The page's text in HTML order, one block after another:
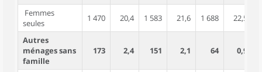
Femmes
seules
1 470 20,4 1 583 21,6 1 688 22,5
Autres
ménages sans
famille
173 2,4 151 2,1 64 0,9